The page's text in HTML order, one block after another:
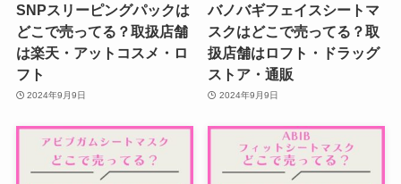
SNPスリーピングパックは
どこで売ってる？取扱店舗
は楽天・アットコスメ・ロ
フト
2024年9月9日
バノバギフェイスシートマ
スクはどこで売ってる？取
扱店舗はロフト・ドラッグ
ストア・通販
2024年9月9日